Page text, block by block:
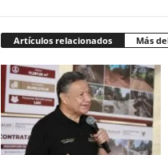
Artículos relacionados Más